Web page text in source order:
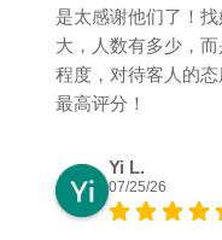
是太感谢他们了！
大，人数有多少，
程度，对待客人的
最高评分！
Yi L.
07/25/26